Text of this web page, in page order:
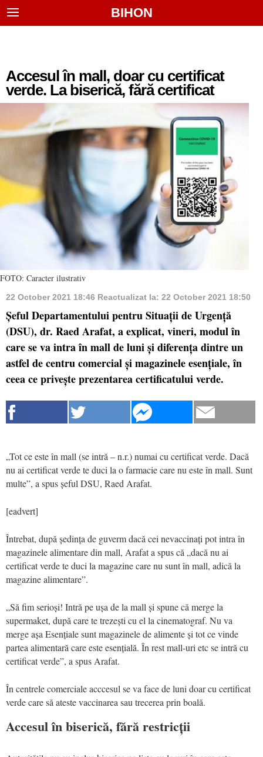
BIHON
Accesul în mall, doar cu certificat
verde. La biserică, fără certificat
FOTO: Caracter ilustrativ
22 October 2021 18:46 Reactualizat la: 22 October 2021 18:50
Șeful Departamentului pentru Situații de Urgență
(DSU), dr. Raed Arafat, a explicat, vineri, modul în
care se va intra în mall de luni și diferența dintre un
astfel de centru comercial și magazinele esențiale, în
ceea ce privește prezentarea certificatului verde.
„Tot ce este în mall (se intră – n.r.) numai cu certificat verde. Dacă
nu ai certificat verde te duci la o farmacie care nu este în mall. Sunt
multe”, a spus șeful DSU, Raed Arafat.
[eadvert]
Întrebat, după ședința de guverm dacă cei nevaccinați pot intra în
magazinele alimentare din mall, Arafat a spus că „dacă nu ai
certificat verde te duci la magazine care nu sunt în mall, adică la
magazine alimentare”.
„Să fim serioși! Intră pe ușa de la mall și spune că merge la
supermaket, după care te trezești cu el la cinematograf. Nu va
merge așa Esențiale sunt magazinele de alimente și tot ce vinde
partea alimentară care este esențială. În rest mall-uri etc se intră cu
certificat verde”, a spus Arafat.
În centrele comerciale acccesul se va face de luni doar cu certificat
verde care să ateste vaccinarea sau trecerea prin boală.
Accesul în biserică, fără restricții